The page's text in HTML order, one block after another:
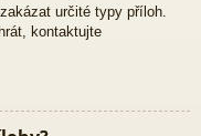
určité typy příloh.
kontaktujte